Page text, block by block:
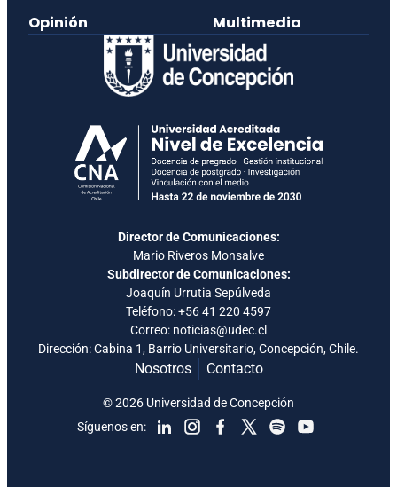
Opinión Multimedia
Director de Comunicaciones:
Mario Riveros Monsalve
Subdirector de Comunicaciones:
Joaquín Urrutia Sepúlveda
Teléfono:+56 41 220 4597
Correo: noticias@udec.cl
Dirección: Cabina 1, Barrio Universitario, Concepción, Chile.
Nosotros Contacto
Síguenos en:
© 2026 Universidad de Concepción